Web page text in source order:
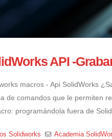
API -
macros - Api SolidWorks
de comandos que le permiten
programándola fuera de
Solidworks Academia